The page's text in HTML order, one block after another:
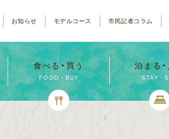
お知らせ モデルコース 市民記者コラム
食べる・買う
FOOD・BUY
泊まる
STAY・